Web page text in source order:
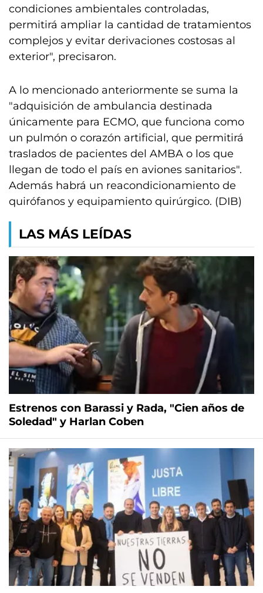
condiciones ambientales controladas,
permitirá ampliar la cantidad de tratamientos
complejos y evitar derivaciones costosas al
exterior", precisaron.
A lo mencionado anteriormente se suma la
"adquisición de ambulancia destinada
únicamente para ECMO, que funciona como
un pulmón o corazón artificial, que permitirá
traslados de pacientes del AMBA o los que
llegan de todo el país en aviones sanitarios".
Además habrá un reacondicionamiento de
quirófanos y equipamiento quirúrgico. (DIB)
LAS MÁS LEÍDAS
Estrenos con Barassi y Rada, "Cien años de
Soledad" y Harlan Coben